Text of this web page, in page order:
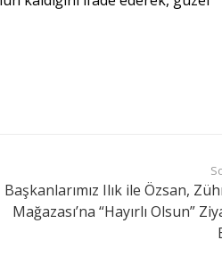
Başkanlarımız Ilık ile Özsan,
Mağazası’na “Hayırlı Olsun”